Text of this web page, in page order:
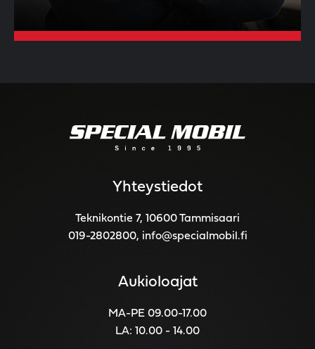
Yhteystiedot
Teknikontie 7, 10600 Tammisaari
019-2802800, info@specialmobil.fi
Aukioloajat
MA-PE 09.00-17.00
LA: 10.00 - 14.00